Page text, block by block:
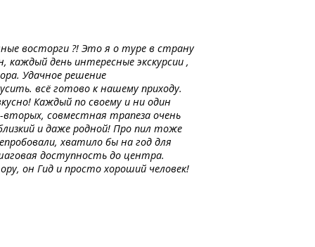
восторги ?! Это я о туре в страну
каждый день интересные экскурсии ,
Удачное решение
всё готово к нашему приходу.
Каждый по своему и ни один
вторых, совместная трапеза очень
и даже родной! Про пил тоже
хватило бы на год для
доступность до центра.
он Гид и просто хороший человек!